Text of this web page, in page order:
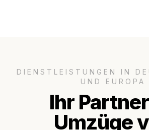
DIENSTLEISTUNGEN IN
UND EUROPA
Ihr
Umzüge